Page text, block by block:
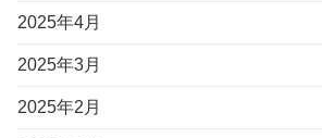
2025年4月
2025年3月
2025年2月